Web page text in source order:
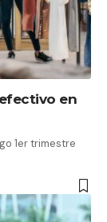
en
1er trimestre